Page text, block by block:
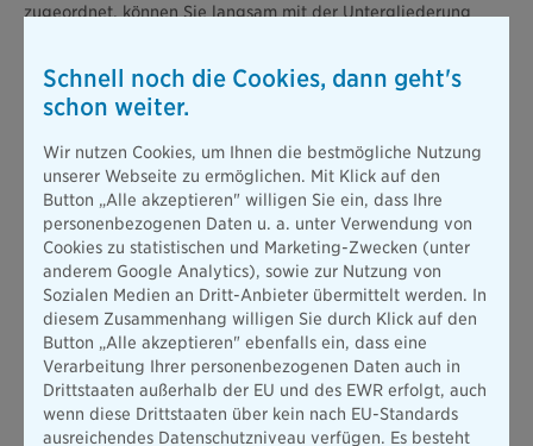
zugeordnet, können Sie langsam mit der Untergliederung
viele Dateien in einem Ordner ansammeln, ist dieser Schritt
wichtig, um zusätzliche Ordnung in Ihren Computer zu
Grundsätzlich stehen Ihnen hier zwei Möglichkeitenfür eine
übersichtliche Strukturierung zur Auswahl:
Gliederungsmöglichkeit 1: Inhaltliche Untergliederung
Hierbei strukturieren Sie Ihre Ordner nach inhaltlichen
Kategorien. Das bietet sich zum Beispiel an, wenn der
Zeitpunkt des Abspeicherns oder Runterladens der Datei
irrelevant, der Inhalt der Datei jedoch umso wichtiger ist. Das
kann oft bei Schul- oder Uniunterlagen der Fall sein. Hier
lohnt es sich, weitere Unterordner nach dem jeweiligen
Schulfach oder Vorlesungsthema zu gliedern. Die Dateinamen
könnten dann etwa folgendermaßen aussehen:
Schnell noch die Cookies, dann geht's
schon weiter.
Wir nutzen Cookies, um Ihnen die bestmögliche Nutzung
unserer Webseite zu ermöglichen. Mit Klick auf den
Button „Alle akzeptieren" willigen Sie ein, dass Ihre
personenbezogenen Daten u. a. unter Verwendung von
Cookies zu statistischen und Marketing-Zwecken (unter
anderem Google Analytics), sowie zur Nutzung von
Sozialen Medien an Dritt-Anbieter übermittelt werden. In
diesem Zusammenhang willigen Sie durch Klick auf den
Button „Alle akzeptieren" ebenfalls ein, dass eine
Verarbeitung Ihrer personenbezogenen Daten auch in
Drittstaaten außerhalb der EU und des EWR erfolgt, auch
wenn diese Drittstaaten über kein nach EU-Standards
ausreichendes Datenschutzniveau verfügen. Es besteht